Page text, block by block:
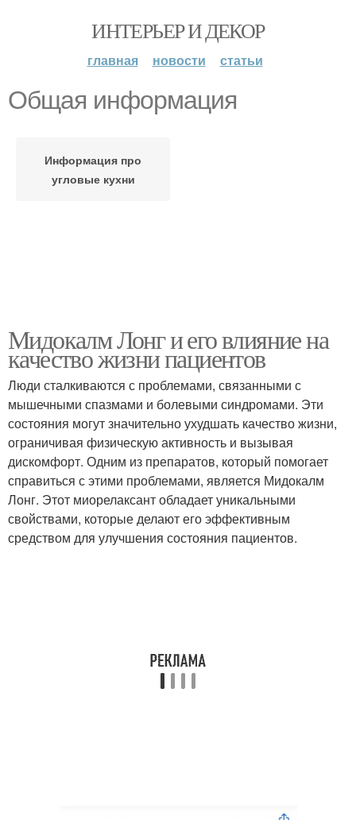
ИНТЕРЬЕР И ДЕКОР
главная новости статьи
Общая информация
Информация про
угловые кухни
Мидокалм Лонг и его влияние на
качество жизни пациентов
Люди сталкиваются с проблемами, связанными с
мышечными спазмами и болевыми синдромами. Эти
состояния могут значительно ухудшать качество жизни,
ограничивая физическую активность и вызывая
дискомфорт. Одним из препаратов, который помогает
справиться с этими проблемами, является Мидокалм
Лонг. Этот миорелаксант обладает уникальными
свойствами, которые делают его эффективным
средством для улучшения состояния пациентов.